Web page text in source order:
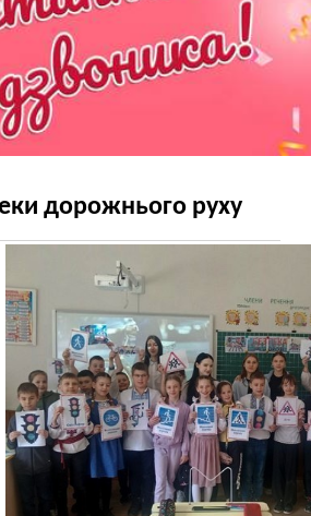
дорожнього руху